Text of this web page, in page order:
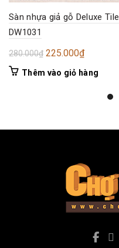
Sàn nhựa giả gỗ Deluxe Tile
DW1031
280.000₫ Giá
gốc
225.000₫Giá
hiện
Thêm vào giỏ hàng